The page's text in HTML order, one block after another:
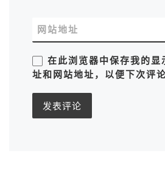
网站地址
在此浏览器中保存我的显
址和网站地址，以便下次评